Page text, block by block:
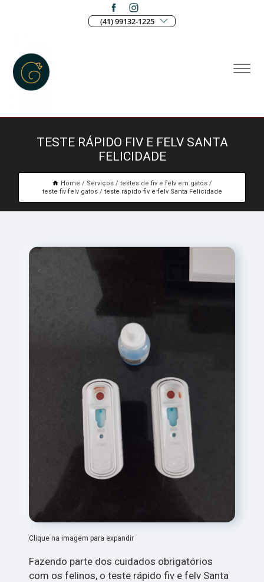
(41) 99132-1225
TESTE RÁPIDO FIV E FELV SANTA
FELICIDADE
Home Serviços
testes de fiv e felv em gatos
teste fiv felv gatos
teste rápido fiv e felv Santa Felicidade
Clique na imagem para expandir
Fazendo parte dos cuidados obrigatórios
com os felinos, o teste rápido fiv e felv Santa